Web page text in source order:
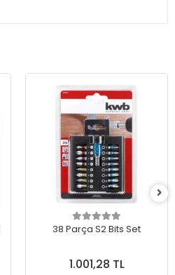
38 Parça S2 Bits Set
1.001,28 TL